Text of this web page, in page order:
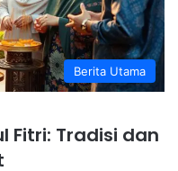
Berita Utama
Fitri: Tradisi dan